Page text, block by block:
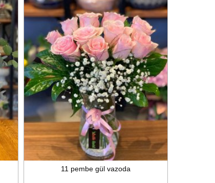
11 pembe gül vazoda